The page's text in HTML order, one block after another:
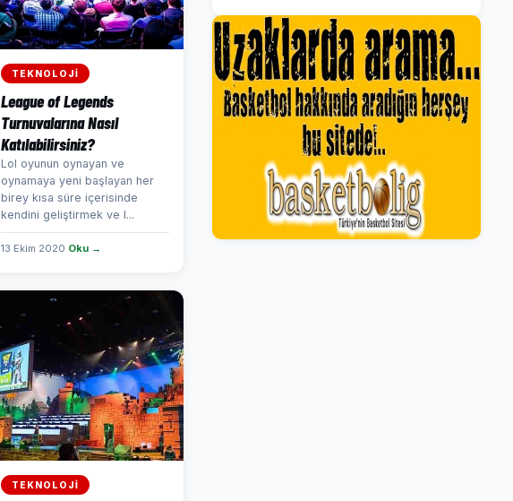
TEKNOLOJİ
League of Legends
Turnuvalarına Nasıl
Katılabilirsiniz?
Lol oyunun oynayan ve
oynamaya yeni başlayan her
birey kısa süre içerisinde
kendini geliştirmek ve l...
13 Ekim 2020 Oku →
TEKNOLOJİ